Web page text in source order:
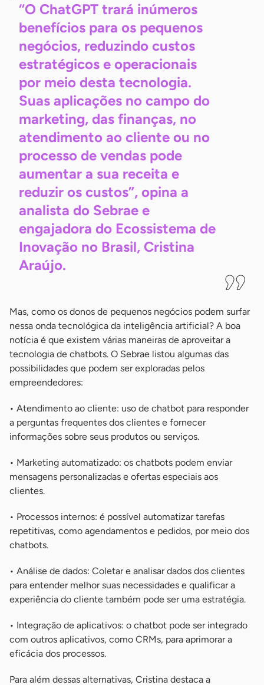
“O ChatGPT trará inúmeros
benefícios para os pequenos
negócios, reduzindo custos
estratégicos e operacionais
por meio desta tecnologia.
Suas aplicações no campo do
marketing, das finanças, no
atendimento ao cliente ou no
processo de vendas pode
aumentar a sua receita e
reduzir os custos”, opina a
analista do Sebrae e
engajadora do Ecossistema de
Inovação no Brasil, Cristina
Araújo.
Mas, como os donos de pequenos negócios podem surfar
nessa onda tecnológica da inteligência artificial? A boa
notícia é que existem várias maneiras de aproveitar a
tecnologia de chatbots. O Sebrae listou algumas das
possibilidades que podem ser exploradas pelos
empreendedores:
• Atendimento ao cliente: uso de chatbot para responder
a perguntas frequentes dos clientes e fornecer
informações sobre seus produtos ou serviços.
• Marketing automatizado: os chatbots podem enviar
mensagens personalizadas e ofertas especiais aos
clientes.
• Processos internos: é possível automatizar tarefas
repetitivas, como agendamentos e pedidos, por meio dos
chatbots.
• Análise de dados: Coletar e analisar dados dos clientes
para entender melhor suas necessidades e qualificar a
experiência do cliente também pode ser uma estratégia.
• Integração de aplicativos: o chatbot pode ser integrado
com outros aplicativos, como CRMs, para aprimorar a
eficácia dos processos.
Para além dessas alternativas, Cristina destaca a